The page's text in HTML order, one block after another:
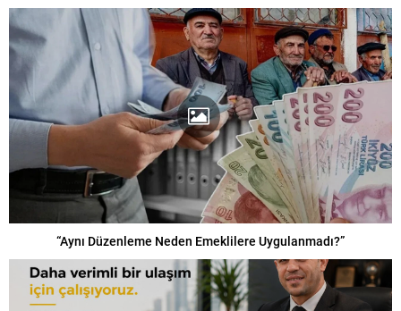
“Aynı Düzenleme Neden Emeklilere Uygulanmadı?”